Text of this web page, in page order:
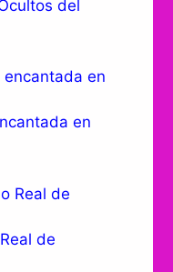
del
en
de